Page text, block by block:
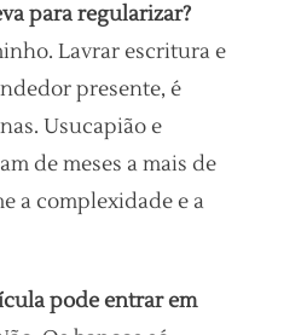
para regularizar?
Lavrar escritura e
presente, é
Usucapião e
de meses a mais de
a complexidade e a
pode entrar em